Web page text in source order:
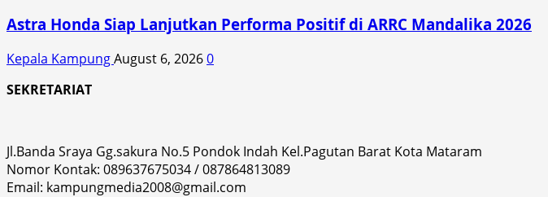
Astra Honda Siap Lanjutkan Performa Positif di ARRC Mandalika 2026
Kepala KampungAugust 6, 20260
SEKRETARIAT
Jl.Banda Sraya Gg.sakura No.5 Pondok Indah Kel.Pagutan Barat Kota Mataram
Nomor Kontak: 089637675034 / 087864813089
Email: kampungmedia2008@gmail.com